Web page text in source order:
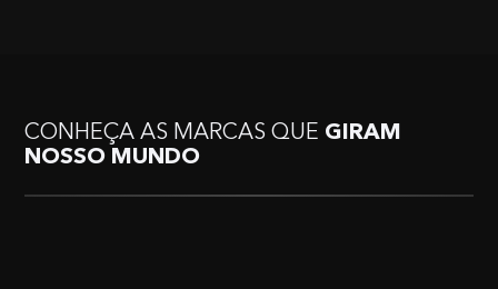
CONHEÇA AS MARCAS QUE GIRAM
NOSSO MUNDO